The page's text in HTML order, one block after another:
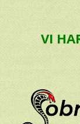
VI